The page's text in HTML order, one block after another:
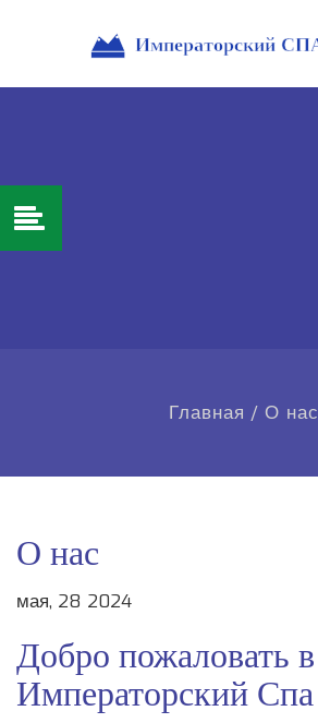
Главная / О нас
О нас
мая, 28 2024
Добро пожаловать в
Императорский Спа